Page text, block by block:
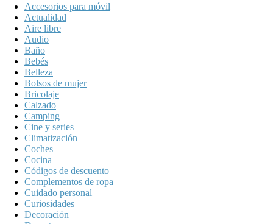
Accesorios para móvil
Actualidad
Aire libre
Audio
Baño
Bebés
Belleza
Bolsos de mujer
Bricolaje
Calzado
Camping
Cine y series
Climatización
Coches
Cocina
Códigos de descuento
Complementos de ropa
Cuidado personal
Curiosidades
Decoración